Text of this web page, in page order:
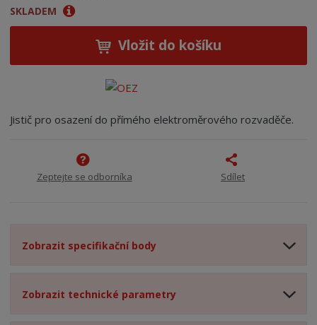
SKLADEM
Vložit do košíku
Jistič pro osazení do přímého elektroměrového rozvaděče.
Zeptejte se odborníka Sdílet
Zobrazit specifikační body
Zobrazit technické parametry